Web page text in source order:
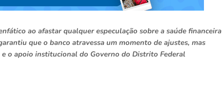
ao afastar qualquer especulação sobre a saúde financeira
que o banco atravessa um momento de ajustes, mas
o apoio institucional do Governo do Distrito Federal